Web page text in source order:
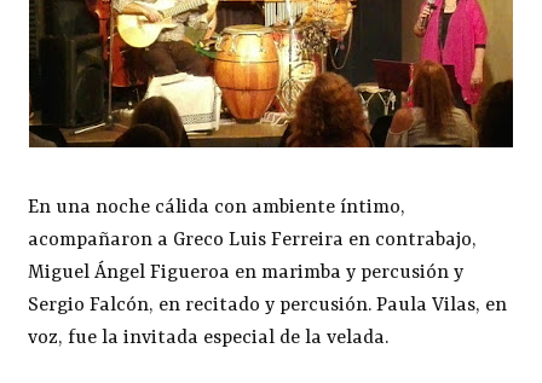
En una noche cálida con ambiente íntimo,
acompañaron a Greco Luis Ferreira en contrabajo,
Miguel Ángel Figueroa en marimba y percusión y
Sergio Falcón, en recitado y percusión. Paula Vilas, en
voz, fue la invitada especial de la velada.